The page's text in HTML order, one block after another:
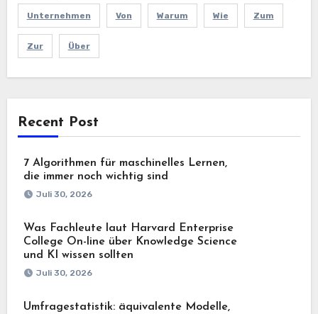
Unternehmen Von Warum Wie Zum
Zur Über
Recent Post
7 Algorithmen für maschinelles Lernen,
die immer noch wichtig sind
Juli 30, 2026
Was Fachleute laut Harvard Enterprise
College On-line über Knowledge Science
und KI wissen sollten
Juli 30, 2026
Umfragestatistik: äquivalente Modelle,